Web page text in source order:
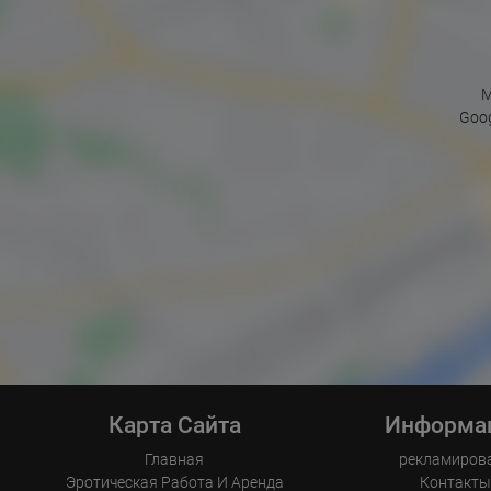
Карта Сайта
Главная
Эротическая Pабота И Аренда
Контакты